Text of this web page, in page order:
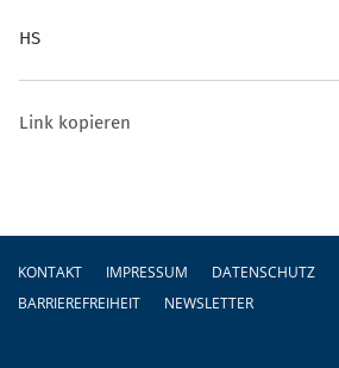
HS
Link kopieren
Fußzeile
KONTAKT IMPRESSUM DATENSCHUTZ
BARRIEREFREIHEIT
NEWSLETTER